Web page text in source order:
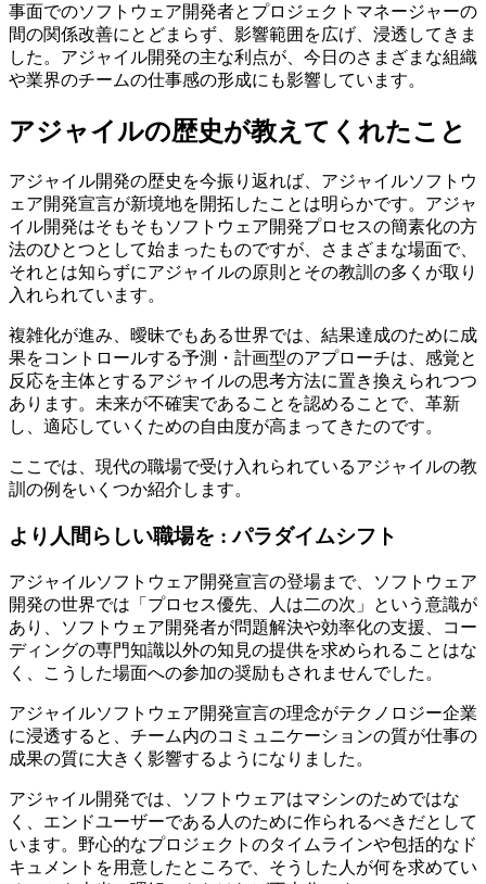
事面でのソフトウェア開発者とプロジェクトマネージャーの
間の関係改善にとどまらず、影響範囲を広げ、浸透してきま
した。アジャイル開発の主な利点が、今日のさまざまな組織
や業界のチームの仕事感の形成にも影響しています。
アジャイルの歴史が教えてくれたこと
アジャイル開発の歴史を今振り返れば、アジャイルソフトウ
ェア開発宣言が新境地を開拓したことは明らかです。アジャ
イル開発はそもそもソフトウェア開発プロセスの簡素化の方
法のひとつとして始まったものですが、さまざまな場面で、
それとは知らずにアジャイルの原則とその教訓の多くが取り
入れられています。
複雑化が進み、曖昧でもある世界では、結果達成のために成
果をコントロールする予測・計画型のアプローチは、感覚と
反応を主体とするアジャイルの思考方法に置き換えられつつ
あります。未来が不確実であることを認めることで、革新
し、適応していくための自由度が高まってきたのです。
ここでは、現代の職場で受け入れられているアジャイルの教
訓の例をいくつか紹介します。
より人間らしい職場を : パラダイムシフト
アジャイルソフトウェア開発宣言の登場まで、ソフトウェア
開発の世界では「プロセス優先、人は二の次」という意識が
あり、ソフトウェア開発者が問題解決や効率化の支援、コー
ディングの専門知識以外の知見の提供を求められることはな
く、こうした場面への参加の奨励もされませんでした。
アジャイルソフトウェア開発宣言の理念がテクノロジー企業
に浸透すると、チーム内のコミュニケーションの質が仕事の
成果の質に大きく影響するようになりました。
アジャイル開発では、ソフトウェアはマシンのためではな
く、エンドユーザーである人のために作られるべきだとして
います。野心的なプロジェクトのタイムラインや包括的なド
キュメントを用意したところで、そうした人が何を求めてい